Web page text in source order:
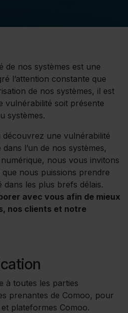
de nos systèmes est une
l’attention constante que
de nos systèmes, il est
vulnérabilité soit présente
systèmes.
une vulnérabilité
l’un de nos systèmes,
nous vous invitons
nous puissions prendre
dans les plus brefs délais.
avec vous afin de mieux
nos clients et notre
à toutes les parties
prenantes de Comoo, pour
et plateformes Comoo.